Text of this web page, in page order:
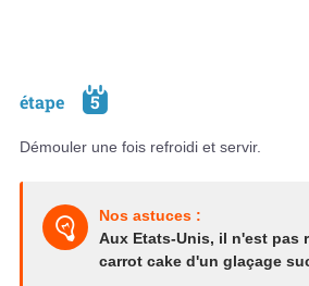
étape 5
Démouler une fois refroidi et servir.
Nos astuces :
Aux Etats-Unis, il n'est pas
carrot cake d'un glaçage